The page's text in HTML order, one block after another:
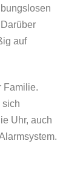
auf
Familie.
sich
Uhr, auch